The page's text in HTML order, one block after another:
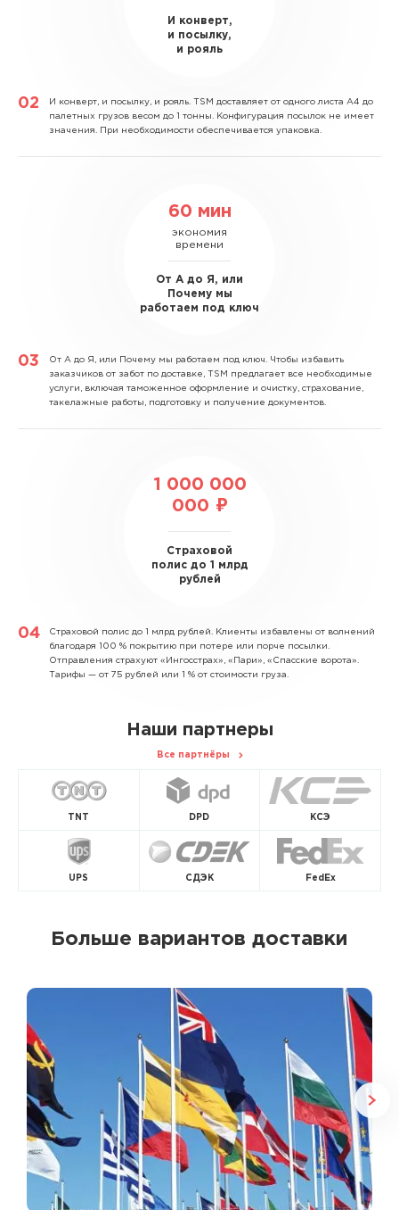
И конверт,
и посылку,
и рояль
И конверт, и посылку, и рояль. TSM доставляет от одного листа А4 до
палетных грузов весом до 1 тонны. Конфигурация посылок не имеет
значения. При необходимости обеспечивается упаковка.
60 мин
экономия
времени
От А до Я, или
Почему мы
работаем под ключ
От А до Я, или Почему мы работаем под ключ. Чтобы избавить
заказчиков от забот по доставке, TSM предлагает все необходимые
услуги, включая таможенное оформление и очистку, страхование,
такелажные работы, подготовку и получение документов.
1 000 000
000 ₽
Страховой
полис до 1 млрд
рублей
Страховой полис до 1 млрд рублей. Клиенты избавлены от волнений
благодаря 100 % покрытию при потере или порче посылки.
Отправления страхуют «Ингосстрах», «Пари», «Спасские ворота».
Тарифы — от 75 рублей или 1 % от стоимости груза.
Наши партнеры
Все партнёры
TNT DPD КСЭ
UPS СДЭК FedEx
Больше вариантов доставки